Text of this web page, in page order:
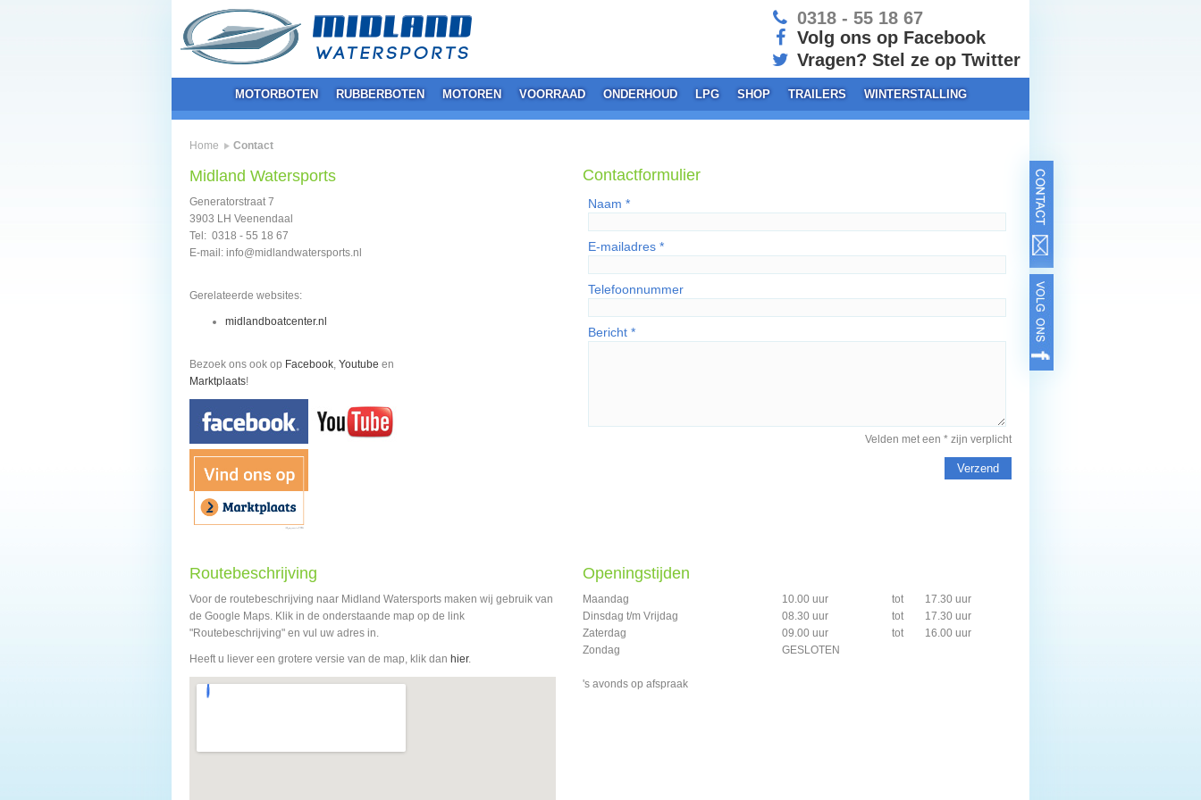
0318 - 55 18 67
Volg ons op Facebook
Vragen? Stel ze op Twitter
MOTORBOTEN RUBBERBOTEN MOTOREN VOORRAAD ONDERHOUD LPG SHOP TRAILERS WINTERSTALLING
Home Contact
Midland Watersports
Generatorstraat 7
3903 LH Veenendaal
Tel: 0318 - 55 18 67
E-mail: info@midlandwatersports.nl
Gerelateerde websites:
midlandboatcenter.nl
Bezoek ons ook op Facebook, Youtube en
Marktplaats!
Contactformulier
Naam *
E-mailadres *
Telefoonnummer
Bericht *
Velden met een * zijn verplicht
Verzend
Routebeschrijving
Voor de routebeschrijving naar Midland Watersports maken wij gebruik van
de Google Maps. Klik in de onderstaande map op de link
"Routebeschrijving" en vul uw adres in.
Heeft u liever een grotere versie van de map, klik dan hier.
Openingstijden
Maandag 10.00 uur tot
17.30 uur
Dinsdag t/m Vrijdag
08.30 uur tot
17.30 uur
Zaterdag
09.00 uur tot
16.00 uur
Zondag
GESLOTEN
's avonds op afspraak